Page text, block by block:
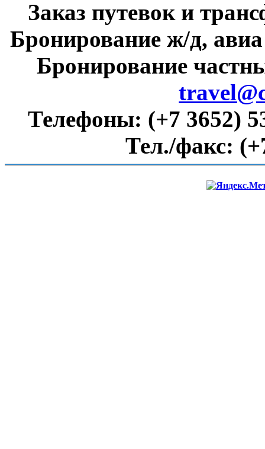
Заказ путевок и
Бронирование ж/д,
Бронирование
Телефоны: (+7 3652)
Тел./факс: